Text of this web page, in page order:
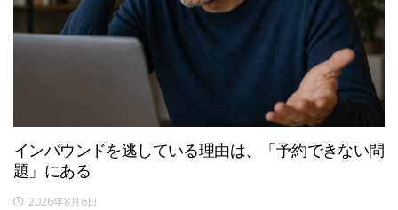
インバウンドを逃している理由は、「予約できない問
題」にある
2026年8月6日